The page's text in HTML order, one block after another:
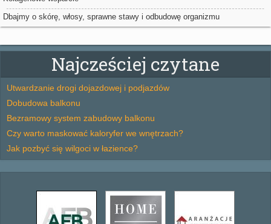
Dbajmy o skórę, włosy, sprawne stawy i odbudowę organizmu
Najcześciej czytane
Utwardzanie drogi dojazdowej i podjazdów
Dobudowa balkonu
Bezramowy system zabudowy balkonu
Czy warto maskować kaloryfer we wnętrzach?
Jak pozbyć się wilgoci w łazience?